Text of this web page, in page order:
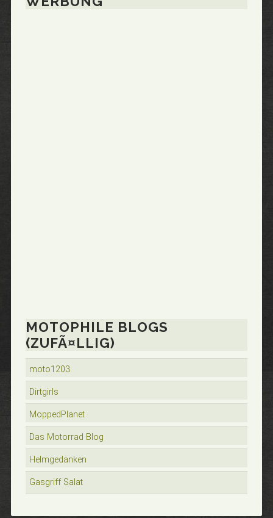
MOTOPHILE BLOGS
(ZUFÃ¤LLIG)
moto1203
Dirtgirls
MoppedPlanet
Das Motorrad Blog
Helmgedanken
Gasgriff Salat